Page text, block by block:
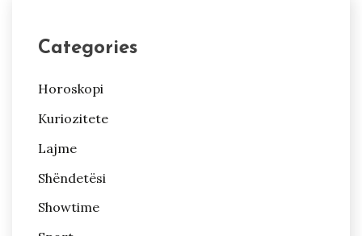
Categories
Horoskopi
Kuriozitete
Lajme
Shëndetësi
Showtime